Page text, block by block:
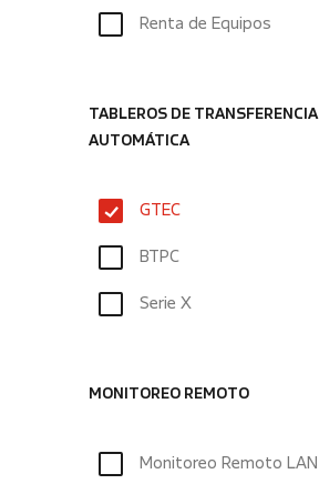
Renta de Equipos
TABLEROS DE TRANSFERENCIA
AUTOMÁTICA
GTEC
BTPC
Serie X
MONITOREO REMOTO
Monitoreo Remoto LAN